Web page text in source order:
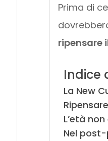
Prima di
ripensare
Indice
La New
L’età
Nel